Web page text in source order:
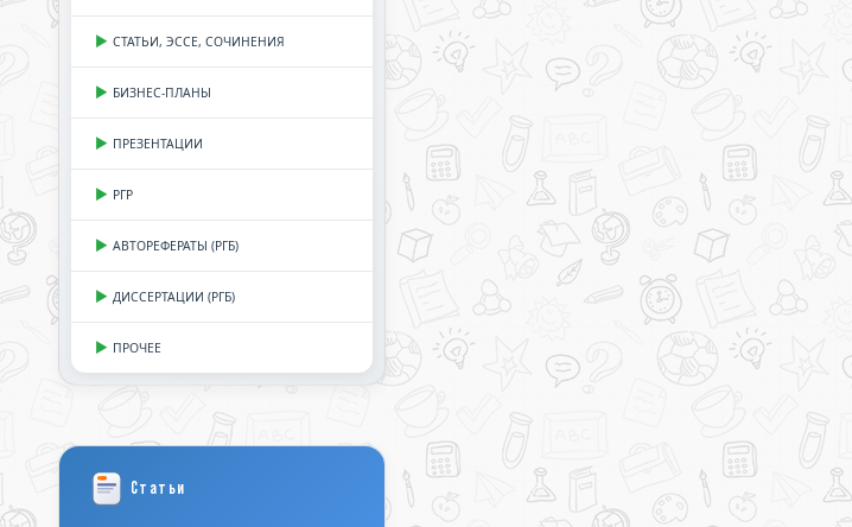
СТАТЬИ, ЭССЕ, СОЧИНЕНИЯ
БИЗНЕС-ПЛАНЫ
ПРЕЗЕНТАЦИИ
РГР
АВТОРЕФЕРАТЫ (РГБ)
ДИССЕРТАЦИИ (РГБ)
ПРОЧЕЕ
Статьи